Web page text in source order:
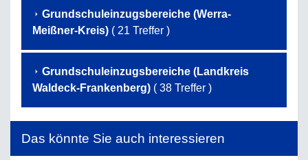
Grundschuleinzugsbereiche (Werra-
Meißner-Kreis) ( 21 Treffer )
Grundschuleinzugsbereiche (Landkreis
Waldeck-Frankenberg) ( 38 Treffer )
Das könnte Sie auch interessieren